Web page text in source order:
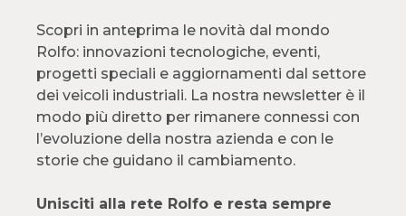
Scopri in anteprima le novità dal mondo
Rolfo: innovazioni tecnologiche, eventi,
progetti speciali e aggiornamenti dal settore
dei veicoli industriali. La nostra newsletter è il
modo più diretto per rimanere connessi con
l’evoluzione della nostra azienda e con le
storie che guidano il cambiamento.
Unisciti alla rete Rolfo e resta sempre